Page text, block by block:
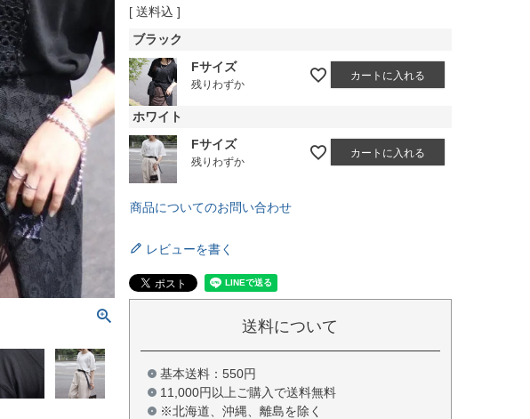
送料込
ブラック
Fサイズ
残りわずか
カートに入れる
ホワイト
Fサイズ
残りわずか
カートに入れる
商品についてのお問い合わせ
レビューを書く
送料について
基本送料：550円
11,000円以上ご購入で送料無料
※北海道、沖縄、離島を除く